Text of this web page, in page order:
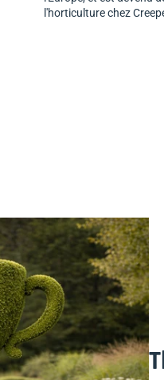
l'horticulture chez